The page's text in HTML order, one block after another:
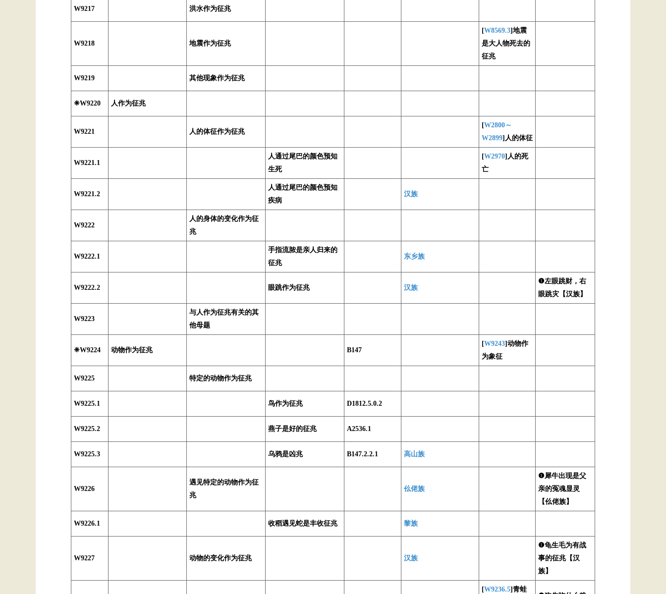
W9217 洪水作为征兆
W9218 地震作为征兆
[W8569.3]地震
是大人物死去的
征兆
W9219 其他现象作为征兆
❈W9220 人作为征兆
W9221 人的体征作为征兆
[W2800～
W2899]人的体征
W9221.1
人通过尾巴的颜色预知
生死
[W2970]人的死
亡
W9221.2
人通过尾巴的颜色预知
疾病
汉族
W9222
人的身体的变化作为征
兆
W9222.1
手指流脓是亲人归来的
征兆
东乡族
W9222.2 眼跳作为征兆 汉族
❶左眼跳财，右
眼跳灾【汉族】
W9223
与人作为征兆有关的其
他母题
❈W9224 动物作为征兆 B147
[W9243]动物作
为象征
W9225 特定的动物作为征兆
W9225.1 鸟作为征兆 D1812.5.0.2
W9225.2 燕子是好的征兆 A2536.1
W9225.3 乌鸦是凶兆 B147.2.2.1 高山族
W9226
遇见特定的动物作为征
兆
仫佬族
❶犀牛出现是父
亲的冤魂显灵
【仫佬族】
W9226.1 收稻遇见蛇是丰收征兆 黎族
W9227 动物的变化作为征兆 汉族
❶龟生毛为有战
事的征兆【汉
族】
[W9236.5]青蛙